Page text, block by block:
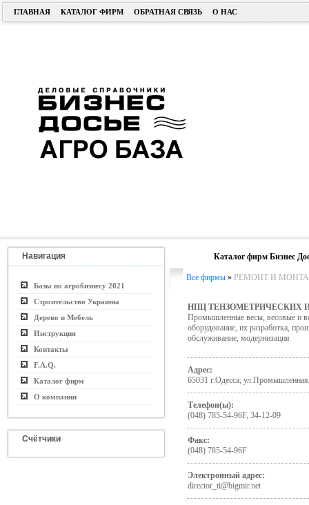
ГЛАВНАЯ КАТАЛОГ ФИРМ ОБРАТНАЯ СВЯЗЬ О НАС
Навигация
Базы по агробизнесу 2021
Строительство Украины
Дерево и Мебель
Инструкция
Контакты
F.A.Q.
Каталог фирм
О компании
Счётчики
Каталог фирм Бизнес
Все фирмы » РЕМОНТ И
НПЦ ТЕНЗОМЕТРИЧЕСКИХ
Промышленные весы, весовые и
оборудование, их разработка,
обслуживание, модернизация
Адрес:
65031 г.Одесса,
Телефон(ы):
(048) 785-54-96F, 34-12-09
Факс:
(048) 785-54-96F
Электронный адрес:
director_ti@bigmir.net